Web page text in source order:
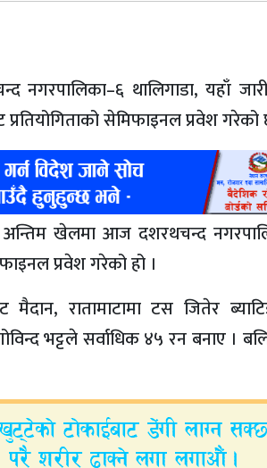
नगरपालिका–६ थालिगाडा, यहाँ
सेमिफाइनल प्रवेश गरेको
खेलमा आज दशरथचन्द
प्रवेश गरेको हो ।
मैदान, रातामाटामा टस जितेर
भट्टले सर्वाधिक ४५ रन बनाए